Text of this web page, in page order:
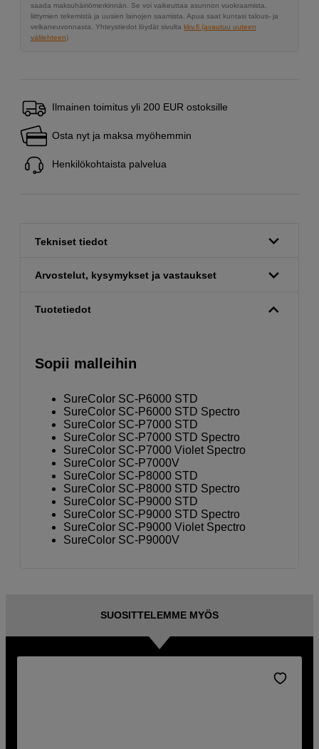
saada maksuhäiriömerkinnän. Se voi vaikeuttaa asunnon vuokraamista,
liittymien tekemistä ja uusien lainojen saamista. Apua saat kuntasi talous- ja
velkaneuvonnasta. Yhteystiedot löydät sivulta kkv.fi (avautuu uuteen
välilehteen)
Ilmainen toimitus yli 200 EUR ostoksille
Osta nyt ja maksa myöhemmin
Henkilökohtaista palvelua
Tekniset tiedot
Arvostelut, kysymykset ja vastaukset
Tuotetiedot
Sopii malleihin
SureColor SC-P6000 STD
SureColor SC-P6000 STD Spectro
SureColor SC-P7000 STD
SureColor SC-P7000 STD Spectro
SureColor SC-P7000 Violet Spectro
SureColor SC-P7000V
SureColor SC-P8000 STD
SureColor SC-P8000 STD Spectro
SureColor SC-P9000 STD
SureColor SC-P9000 STD Spectro
SureColor SC-P9000 Violet Spectro
SureColor SC-P9000V
SUOSITTELEMME MYÖS